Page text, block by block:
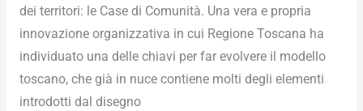
dei territori: le Case di Comunità. Una vera e propria
innovazione organizzativa in cui Regione Toscana ha
individuato una delle chiavi per far evolvere il modello
toscano, che già in nuce contiene molti degli elementi
introdotti dal disegno